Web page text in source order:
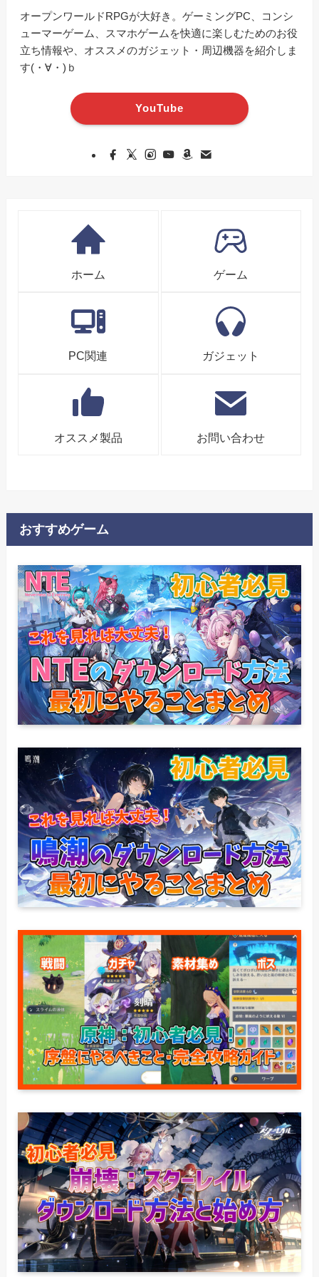
オープンワールドRPGが大好き。ゲーミングPC、コンシ
ューマーゲーム、スマホゲームを快適に楽しむためのお役
立ち情報や、オススメのガジェット・周辺機器を紹介しま
す(・∀・)ｂ
YouTube
ホーム ゲーム
PC関連 ガジェット
オススメ製品 お問い合わせ
おすすめゲーム